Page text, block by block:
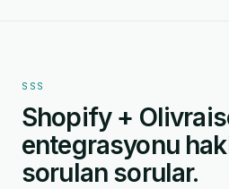
SSS
Shopify +
entegrasyonu
sorulan sorular.